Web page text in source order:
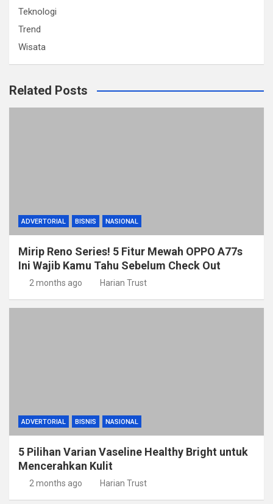
Teknologi
Trend
Wisata
Related Posts
ADVERTORIAL BISNIS NASIONAL
Mirip Reno Series! 5 Fitur Mewah OPPO A77s
Ini Wajib Kamu Tahu Sebelum Check Out
2 months ago Harian Trust
ADVERTORIAL BISNIS NASIONAL
5 Pilihan Varian Vaseline Healthy Bright untuk
Mencerahkan Kulit
2 months ago Harian Trust